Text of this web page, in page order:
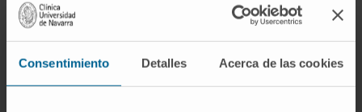
Consentimiento Detalles Acerca de las cookies
disminuir el tamaño de un tumor primario y
disminuir la probabilidad de diseminación de
Cuando ocurre una recidiva, las opciones de